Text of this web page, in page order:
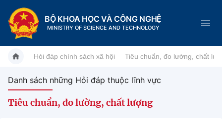
BỘ KHOA HỌC VÀ CÔNG NGHỆ
MINISTRY OF SCIENCE AND TECHNOLOGY
Hỏi đáp chính sách xã hội Tiêu chuẩn, đo lường, chất
Danh sách những Hỏi đáp thuộc lĩnh vực
Tiêu chuẩn, đo lường, chất lượng